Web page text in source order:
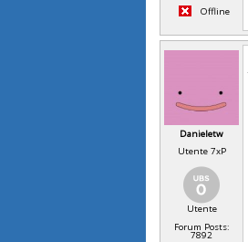
Offline
Danieletw
Utente 7xP
Utente
Forum Posts:
7892